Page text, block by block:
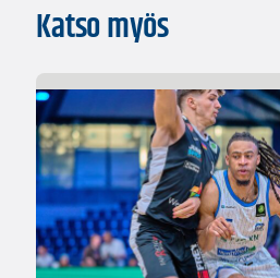
Katso myös